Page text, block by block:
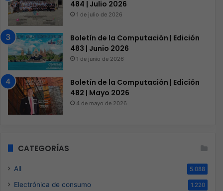
484 | Julio 2026
1 de julio de 2026
Boletín de la Computación | Edición
483 | Junio 2026
1 de junio de 2026
Boletín de la Computación | Edición
482 | Mayo 2026
4 de mayo de 2026
CATEGORÍAS
All 5.088
Electrónica de consumo 1.220